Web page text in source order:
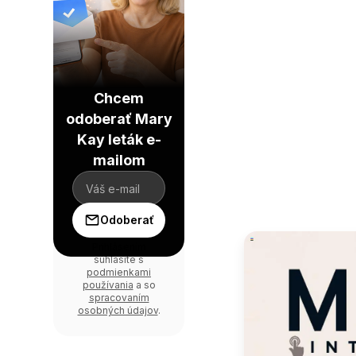
Chcem
odoberať Mary
Kay leták e-
mailom
Odoberať
súhlasíte s
podmienkami
používania a so
spracovaním
osobných údajov.